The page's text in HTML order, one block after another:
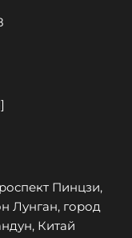
Пинцзи,
Лунган, город
Китай